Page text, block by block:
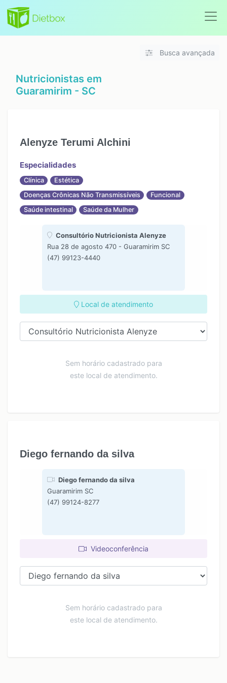
Busca avançada
Nutricionistas em
Guaramirim - SC
Alenyze Terumi Alchini
Especialidades
Clínica
Estética
Doenças Crônicas Não Transmissíveis
Funcional
Saúde intestinal
Saúde da Mulher
Consultório Nutricionista Alenyze
Rua 28 de agosto 470 - Guaramirim SC
(47) 99123-4440
Local de atendimento
Sem horário cadastrado para
este local de atendimento.
Diego fernando da silva
Diego fernando da silva
Guaramirim SC
(47) 99124-8277
Videoconferência
Sem horário cadastrado para
este local de atendimento.